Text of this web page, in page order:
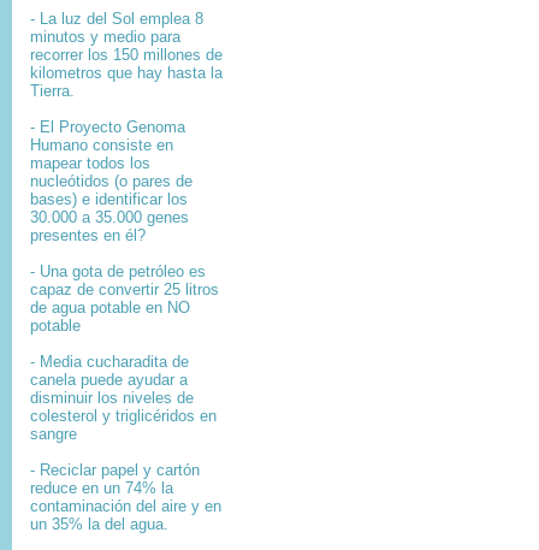
- La luz del Sol emplea 8
minutos y medio para
recorrer los 150 millones de
kilometros que hay hasta la
Tierra.
- El
Proyecto Genoma
Humano consiste en
mapear todos los
nucleótidos (o pares de
bases) e identificar los
30.000 a 35.000 genes
presentes en él?
- Una gota de petróleo es
capaz de convertir 25 litros
de agua potable en NO
potable
- Media cucharadita de
canela puede ayudar a
disminuir los niveles de
colesterol y triglicéridos en
sangre
- Reciclar papel y cartón
reduce en un 74% la
contaminación del aire y en
un 35% la del agua.